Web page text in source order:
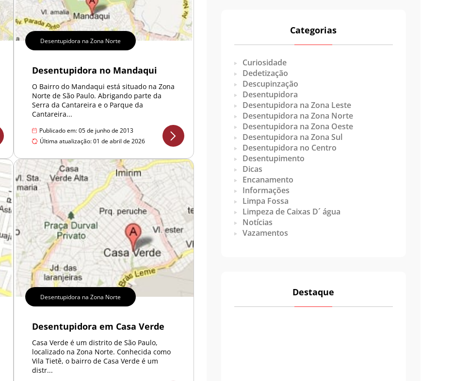
Desentupidora na Zona Norte
Desentupidora no Mandaqui
O Bairro do Mandaqui está situado na Zona
Norte de São Paulo. Abrigando parte da
Serra da Cantareira e o Parque da
Cantareira...
Publicado em: 05 de junho de 2013
Última atualização: 01 de abril de 2026
Desentupidora na Zona Norte
Desentupidora em Casa Verde
Casa Verde é um distrito de São Paulo,
localizado na Zona Norte. Conhecida como
Vila Tietê, o bairro de Casa Verde é um
distr...
Categorias
Curiosidade
Dedetização
Descupinzação
Desentupidora
Desentupidora na Zona Leste
Desentupidora na Zona Norte
Desentupidora na Zona Oeste
Desentupidora na Zona Sul
Desentupidora no Centro
Desentupimento
Dicas
Encanamento
Informações
Limpa Fossa
Limpeza de Caixas D´ água
Notícias
Vazamentos
Destaque